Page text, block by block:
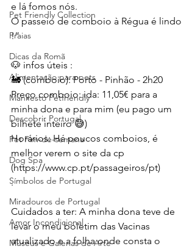
Pet Friendly Collection
Praias
Dicas da Romã
Alimentação para pets
Manifesto Petfriendly
Descobrir Portugal
Pet Fim-de-semana
Dog Spa
Símbolos de Portugal
Miradouros de Portugal
Amor Incondicional
Museus e Galerias de Arte
e lá fomos nós.
O passeio de comboio à Régua é lindo
!”
🐶 infos úteis :
🚂 (comboio): Porto - Pinhão - 2h20
Preço comboio: ida: 11,05€ para a
minha dona e para mim (eu pago um
bilhete inteiro 😅)
Horários: Há poucos comboios, é
melhor verem o site da cp
(https://www.cp.pt/passageiros/pt)
.
Cuidados a ter: A minha dona teve de
levar o meu boletim das Vacinas
atualizado e a folha onde consta o